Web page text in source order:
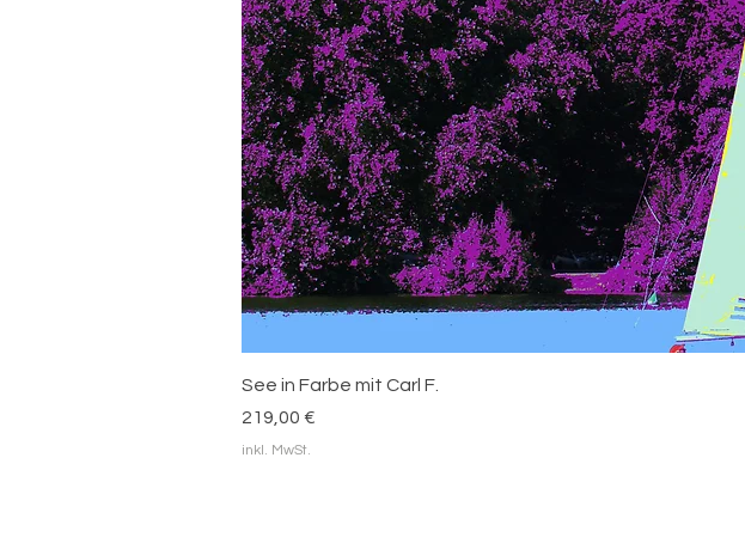
See in Farbe mit Carl F.
Preis
219,00 €
inkl. MwSt.